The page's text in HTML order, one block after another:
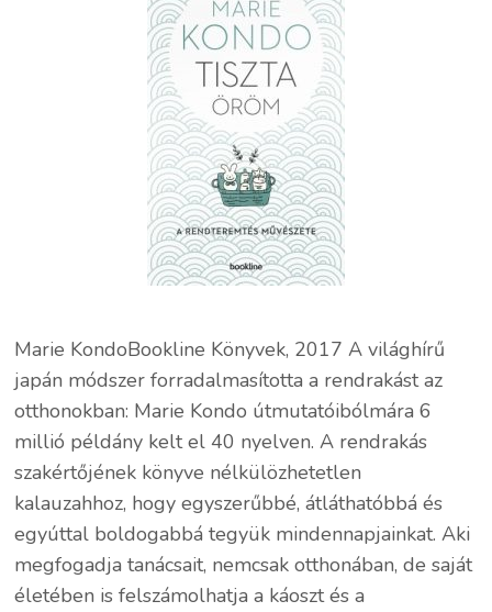
Marie KondoBookline Könyvek, 2017 A világhírű
japán módszer forradalmasította a rendrakást az
otthonokban: Marie Kondo útmutatóibólmára 6
millió példány kelt el 40 nyelven. A rendrakás
szakértőjének könyve nélkülözhetetlen
kalauzahhoz, hogy egyszerűbbé, átláthatóbbá és
egyúttal boldogabbá tegyük mindennapjainkat. Aki
megfogadja tanácsait, nemcsak otthonában, de saját
életében is felszámolhatja a káoszt és a